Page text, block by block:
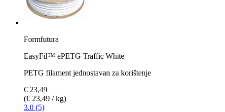
Formfutura
EasyFil™ ePETG Traffic White
PETG filament jednostavan za korištenje
€ 23,49
(€ 23,49 / kg)
3.0 (5)